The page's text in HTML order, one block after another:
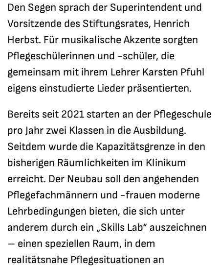
Den Segen sprach der Superintendent und
Vorsitzende des Stiftungsrates, Henrich
Herbst. Für musikalische Akzente sorgten
Pflegeschülerinnen und -schüler, die
gemeinsam mit ihrem Lehrer Karsten Pfuhl
eigens einstudierte Lieder präsentierten.
Bereits seit 2021 starten an der Pflegeschule
pro Jahr zwei Klassen in die Ausbildung.
Seitdem wurde die Kapazitätsgrenze in den
bisherigen Räumlichkeiten im Klinikum
erreicht. Der Neubau soll den angehenden
Pflegefachmännern und -frauen moderne
Lehrbedingungen bieten, die sich unter
anderem durch ein „Skills Lab“ auszeichnen
– einen speziellen Raum, in dem
realitätsnahe Pflegesituationen an